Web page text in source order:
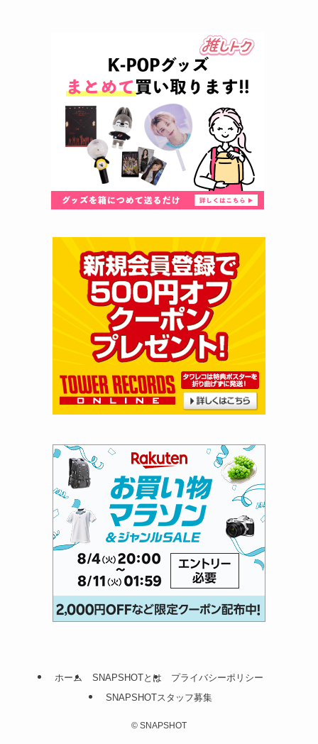
ホーム SNAPSHOTとは
プライバシーポリシー
SNAPSHOTスタッフ募集
© SNAPSHOT